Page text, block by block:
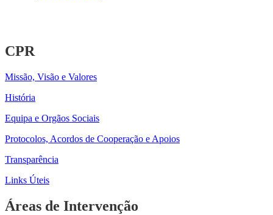
CPR
Missão, Visão e Valores
História
Equipa e Orgãos Sociais
Protocolos, Acordos de Cooperação e Apoios
Transparência
Links Úteis
Áreas de Intervenção